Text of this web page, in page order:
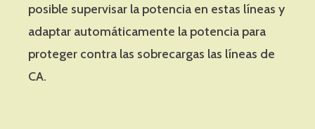
posible supervisar la potencia en estas líneas y
adaptar automáticamente la potencia para
proteger contra las sobrecargas las líneas de
CA.